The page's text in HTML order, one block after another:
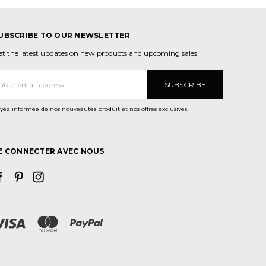
TO OUR NEWSLETTER
the latest updates on new products and upcoming sales
informée de nos nouveautés produit et nos offres exclusives.
CONNECTER AVEC NOUS